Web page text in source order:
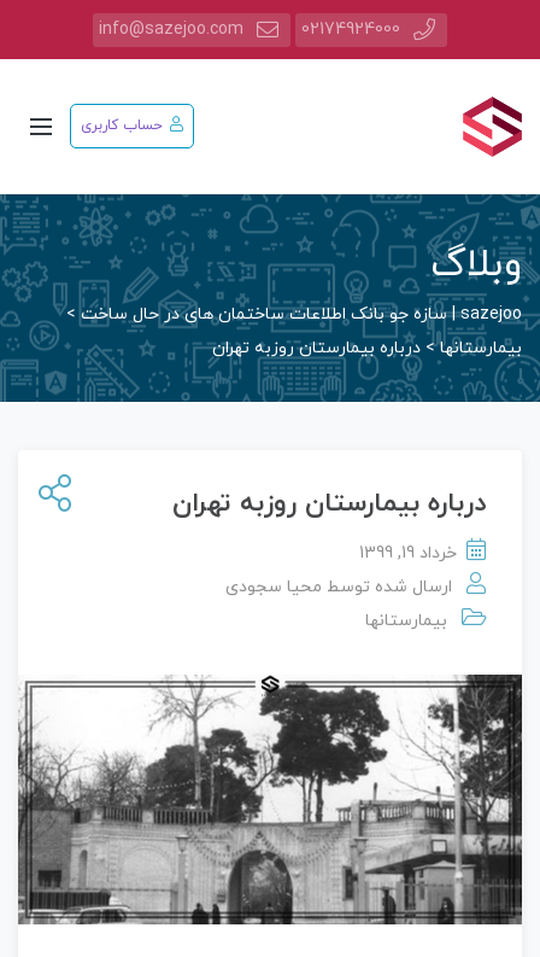
02174924000
info@sazejoo.com
حساب کاربری
وبلاگ
sazejoo | سازه جو بانک اطلاعات ساختمان های در حال ساخت
>
بیمارستانها> درباره بیمارستان روزبه تهران
درباره بیمارستان روزبه تهران
خرداد 19, 1399
ارسال شده توسط محیا سجودی
بیمارستانها